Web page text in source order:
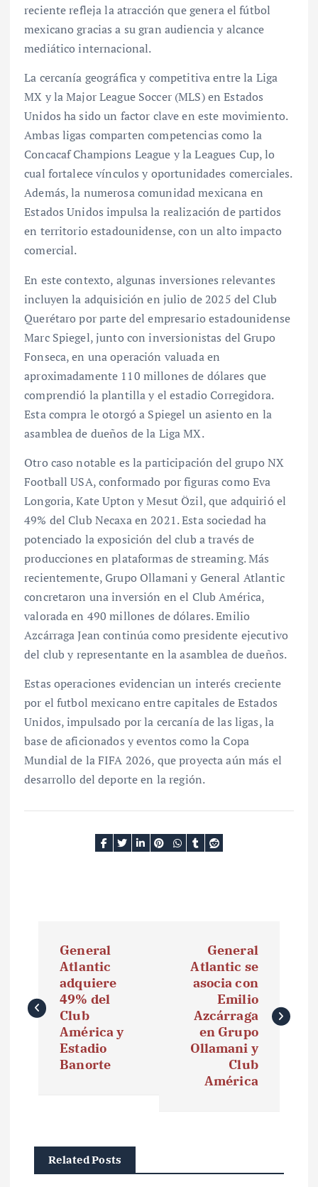
reciente refleja la atracción que genera el fútbol
mexicano gracias a su gran audiencia y alcance
mediático internacional.
La cercanía geográfica y competitiva entre la Liga
MX y la Major League Soccer (MLS) en Estados
Unidos ha sido un factor clave en este movimiento.
Ambas ligas comparten competencias como la
Concacaf Champions League y la Leagues Cup, lo
cual fortalece vínculos y oportunidades comerciales.
Además, la numerosa comunidad mexicana en
Estados Unidos impulsa la realización de partidos
en territorio estadounidense, con un alto impacto
comercial.
En este contexto, algunas inversiones relevantes
incluyen la adquisición en julio de 2025 del Club
Querétaro por parte del empresario estadounidense
Marc Spiegel, junto con inversionistas del Grupo
Fonseca, en una operación valuada en
aproximadamente 110 millones de dólares que
comprendió la plantilla y el estadio Corregidora.
Esta compra le otorgó a Spiegel un asiento en la
asamblea de dueños de la Liga MX.
Otro caso notable es la participación del grupo NX
Football USA, conformado por figuras como Eva
Longoria, Kate Upton y Mesut Özil, que adquirió el
49% del Club Necaxa en 2021. Esta sociedad ha
potenciado la exposición del club a través de
producciones en plataformas de streaming. Más
recientemente, Grupo Ollamani y General Atlantic
concretaron una inversión en el Club América,
valorada en 490 millones de dólares. Emilio
Azcárraga Jean continúa como presidente ejecutivo
del club y representante en la asamblea de dueños.
Estas operaciones evidencian un interés creciente
por el futbol mexicano entre capitales de Estados
Unidos, impulsado por la cercanía de las ligas, la
base de aficionados y eventos como la Copa
Mundial de la FIFA 2026, que proyecta aún más el
desarrollo del deporte en la región.
v
e
General
Atlantic
adquiere
49% del
Club
América y
Estadio
Banorte
General
Atlantic se
asocia con
Emilio
Azcárraga
en Grupo
Ollamani y
Club
América
Related Posts